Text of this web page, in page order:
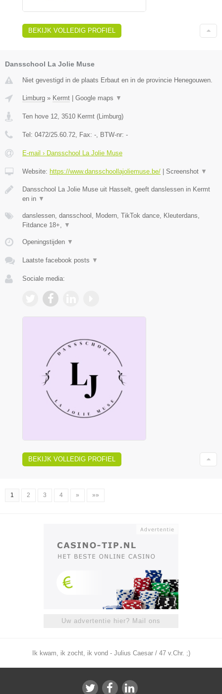
BEKIJK VOLLEDIG PROFIEL
Dansschool La Jolie Muse
Niet gevestigd in de plaats Erbaut en in de provincie Henegouwen.
Limburg » Kermt Google maps ▼
Ten hove 12 3510 Kermt ( Limburg)
Tel: 0472/25.60.72 , Fax: - , BTW-nr: -
E-mail › Dansschool La Jolie Muse
Website: https://www.dansschoollajoliemuse.be/ Screenshot ▼
Dansschool La Jolie Muse uit Hasselt, geeft danslessen in Kermt
en in ▼
danslessen, dansschool, Modern, TikTok dance, Kleuterdans,
Fitdance 18+,
▼
Openingstijden ▼
Laatste facebook posts ▼
Sociale media:
BEKIJK VOLLEDIG PROFIEL
1 2 3 4 » »»
Uw advertentie hier? Mail ons
Ik kwam, ik zocht, ik vond - Julius Caesar / 47 v.Chr. ;)